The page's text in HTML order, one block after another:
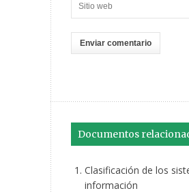
Documentos
Clasificación de los
información